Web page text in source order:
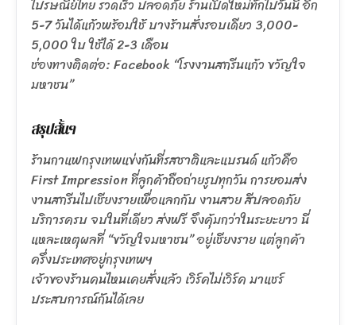
ไปรษณีย์ไทย รวดเร็ว ปลอดภัย ร้านเปิดใหม่ทักไปวันนี้ อีก
5-7 วันได้แก้วพร้อมใช้ บางร้านสั่งรอบเดียว 3,000-
5,000 ใบ ใช้ได้ 2-3 เดือน
ช่องทางติดต่อ: Facebook “โรงงานสกรีนแก้ว ขวัญใจ
มหาชน”
สรุปสั้นๆ
ร้านกาแฟกรุงเทพแข่งกันที่รสชาติและแบรนด์ แก้วคือ
First Impression ที่ลูกค้าถือถ่ายรูปทุกวัน การยอมส่ง
งานสกรีนไปเชียงรายเพื่อแลกกับ งานสวย สีปลอดภัย
บริการครบ จบในที่เดียว ส่งฟรี จึงคุ้มกว่าในระยะยาว นี่
แหละเหตุผลที่ “ขวัญใจมหาชน” อยู่เชียงราย แต่ลูกค้า
ครึ่งประเทศอยู่กรุงเทพฯ
เจ้าของร้านคนไหนเคยสั่งแล้ว เวิร์คไม่เวิร์ค มาแชร์
ประสบการณ์กันได้เลย